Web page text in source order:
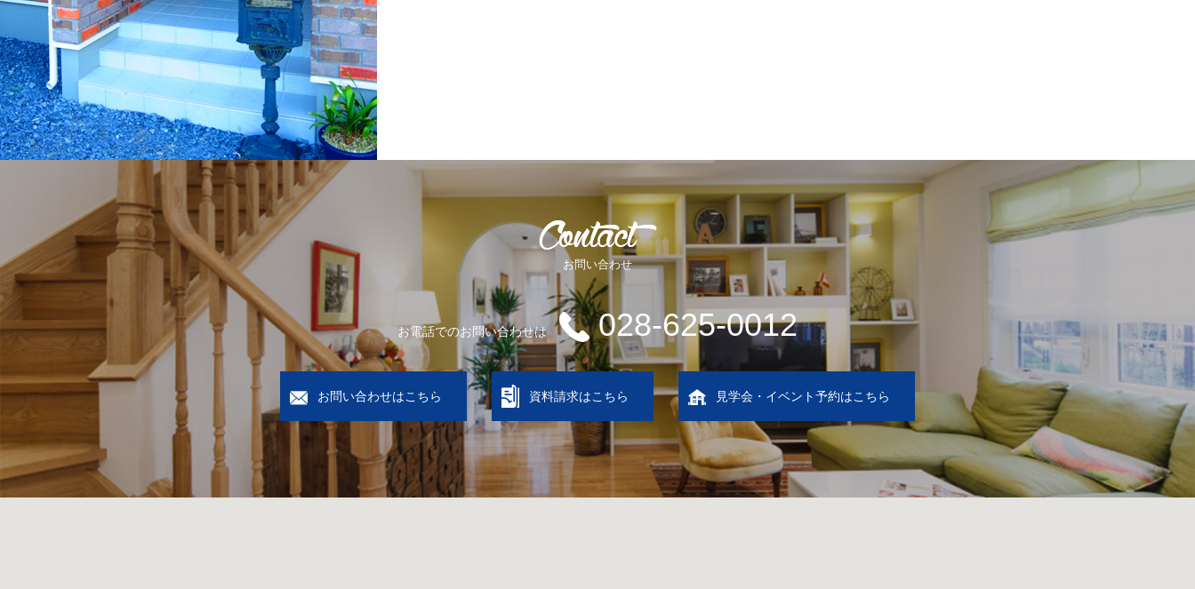
お問い合わせ
お電話でのお問い合わせは 028-625-0012
お問い合わせはこちら 資料請求はこちら 見学会・イベント予約はこちら